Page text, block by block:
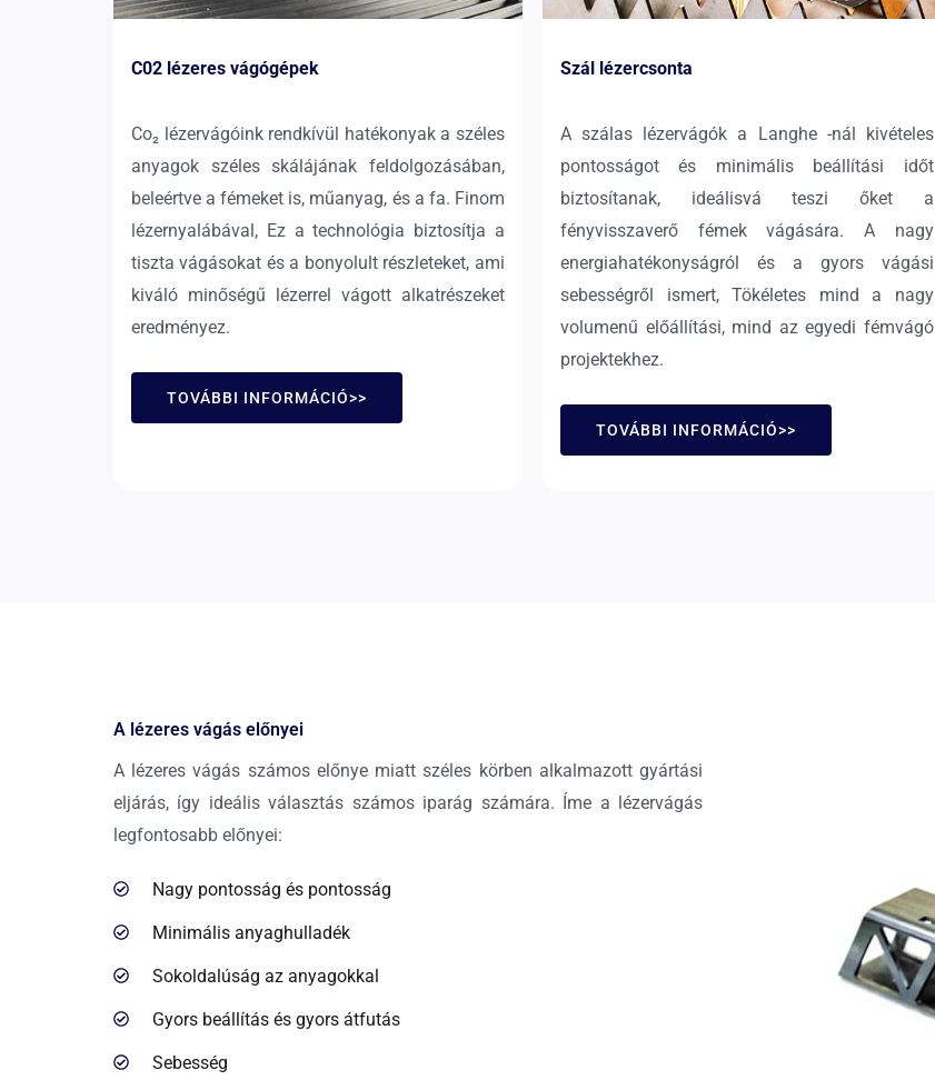
C02 lézeres vágógépek
Co₂ lézervágóink rendkívül hatékonyak a széles
anyagok széles skálájának feldolgozásában,
beleértve a fémeket is, műanyag, és a fa. Finom
lézernyalábával, Ez a technológia biztosítja a
tiszta vágásokat és a bonyolult részleteket, ami
kiváló minőségű lézerrel vágott alkatrészeket
eredményez.
TOVÁBBI INFORMÁCIÓ>>
Szál lézercsonta
A szálas lézervágók a Langhe -nál kivételes
pontosságot és minimális beállítási időt
biztosítanak, ideálisvá teszi őket a
fényvisszaverő fémek vágására. A nagy
energiahatékonyságról és a gyors vágási
sebességről ismert, Tökéletes mind a nagy
volumenű előállítási, mind az egyedi fémvágó
projektekhez.
TOVÁBBI INFORMÁCIÓ>>
A lézeres vágás előnyei
A lézeres vágás számos előnye miatt széles körben alkalmazott gyártási
eljárás, így ideális választás számos iparág számára. Íme a lézervágás
legfontosabb előnyei:
Nagy pontosság és pontosság
Minimális anyaghulladék
Sokoldalúság az anyagokkal
Gyors beállítás és gyors átfutás
Sebesség